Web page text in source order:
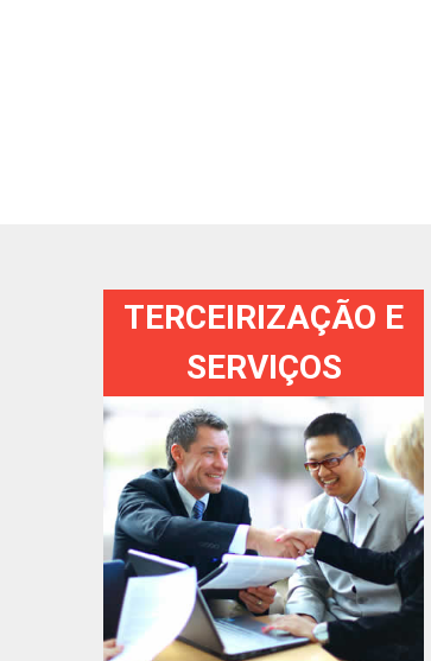
TERCEIRIZAÇÃO E
SERVIÇOS